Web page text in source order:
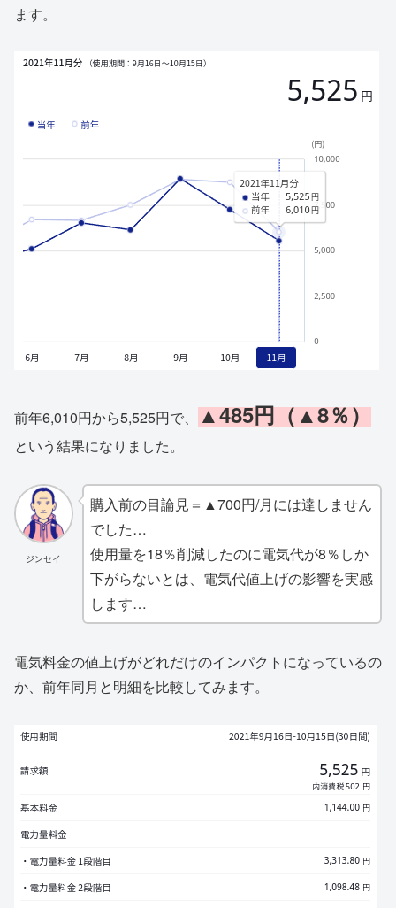
ます。
前年6,010円から5,525円で、 ▲485円（▲8％）
という結果になりました。
ジンセイ
購入前の目論見＝▲700円/月には達しません
でした…
使用量を18％削減したのに電気代が8％しか
下がらないとは、電気代値上げの影響を実感
します…
電気料金の値上げがどれだけのインパクトになっているの
か、前年同月と明細を比較してみます。